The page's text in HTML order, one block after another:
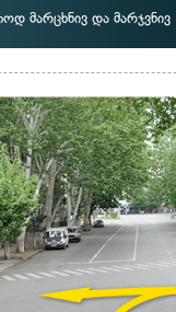
მარცხნივ და მარჯვნივ